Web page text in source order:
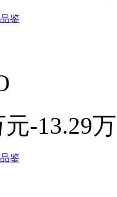
鉴
元-13.29
鉴